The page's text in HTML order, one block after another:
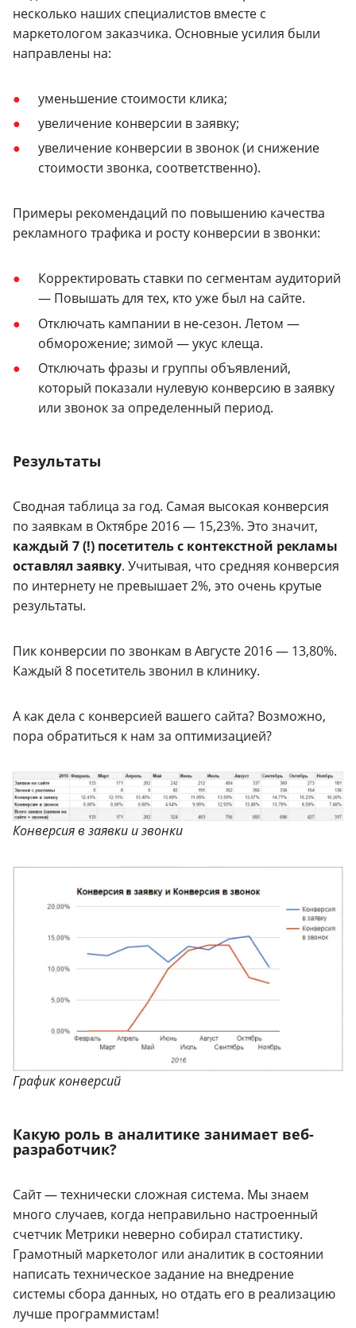
несколько наших специалистов вместе с
маркетологом заказчика. Основные усилия были
направлены на:
уменьшение стоимости клика;
увеличение конверсии в заявку;
увеличение конверсии в звонок (и снижение
стоимости звонка, соответственно).
Примеры рекомендаций по повышению качества
рекламного трафика и росту конверсии в звонки:
Корректировать ставки по сегментам аудиторий
— Повышать для тех, кто уже был на сайте.
Отключать кампании в не-сезон. Летом —
обморожение; зимой — укус клеща.
Отключать фразы и группы объявлений,
который показали нулевую конверсию в заявку
или звонок за определенный период.
Результаты
Сводная таблица за год. Самая высокая конверсия
по заявкам в Октябре 2016 — 15,23%. Это значит,
каждый 7 (!) посетитель с контекстной рекламы
оставлял заявку. Учитывая, что средняя конверсия
по интернету не превышает 2%, это очень крутые
результаты.
Пик конверсии по звонкам в Августе 2016 — 13,80%.
Каждый 8 посетитель звонил в клинику.
А как дела с конверсией вашего сайта? Возможно,
пора обратиться к нам за оптимизацией?
Конверсия в заявки и звонки
График конверсий
Какую роль в аналитике занимает веб-
разработчик?
Сайт — технически сложная система. Мы знаем
много случаев, когда неправильно настроенный
счетчик Метрики неверно собирал статистику.
Грамотный маркетолог или аналитик в состоянии
написать техническое задание на внедрение
системы сбора данных, но отдать его в реализацию
лучше программистам!